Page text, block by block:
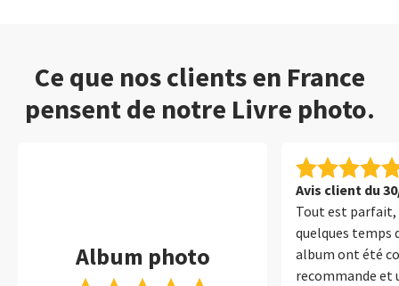
Ce que nos clients en France
pensent de notre Livre photo.
Album photo
Avis client du
Tout est parfait,
quelques temps
album ont été
recommande et